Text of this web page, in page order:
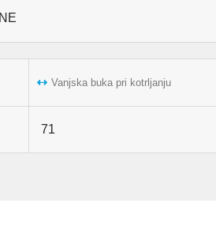
Vanjska buka pri kotrljanju
71